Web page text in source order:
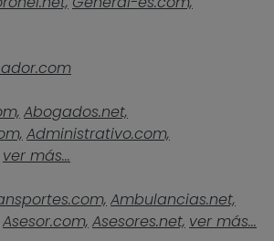
Abogados.net,
Administrativo.com,
ver más...
Ambulancias.net,
Asesor.com, Asesores.net, ver más...